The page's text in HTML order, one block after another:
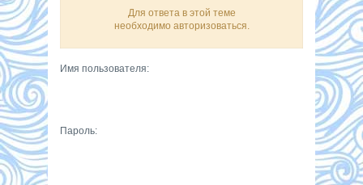
Для ответа в этой теме
необходимо авторизоваться.
Имя пользователя:
Пароль: